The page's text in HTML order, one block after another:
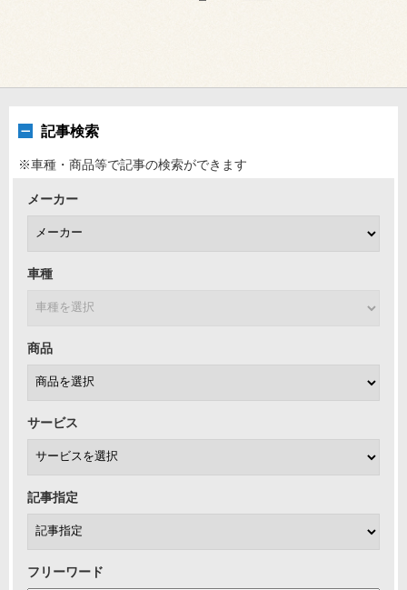
記事検索
※車種・商品等で記事の検索ができます
メーカー
車種
商品
サービス
記事指定
フリーワード